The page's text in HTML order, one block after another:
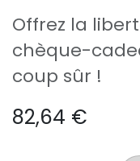
Offrez la
chèque-
coup sûr !
82,64 €